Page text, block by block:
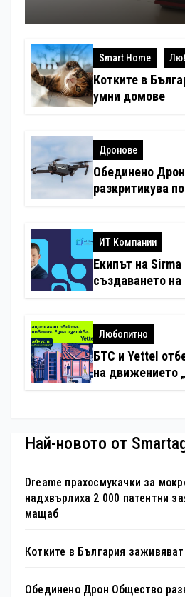
Smart Home
Котките в
умни домове
Дронове
Обединено
разкритикува
ИТ Компании
Екипът на
създаването
хотелиерството
Любопитно
БТС и Yettel
на движението
Най-новото от
Dreame прахосмукачки за
надхвърлиха 2 000 патентни
мащаб
Котките в България
Обединено Дрон Общество